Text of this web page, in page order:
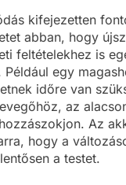
kifejezetten
abban, hogy
feltételekhez is
egy
időre van
az
Az
hogy a
a testet.